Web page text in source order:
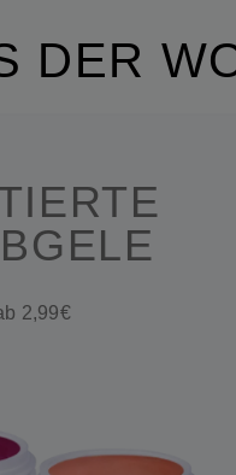
DER
2,99€